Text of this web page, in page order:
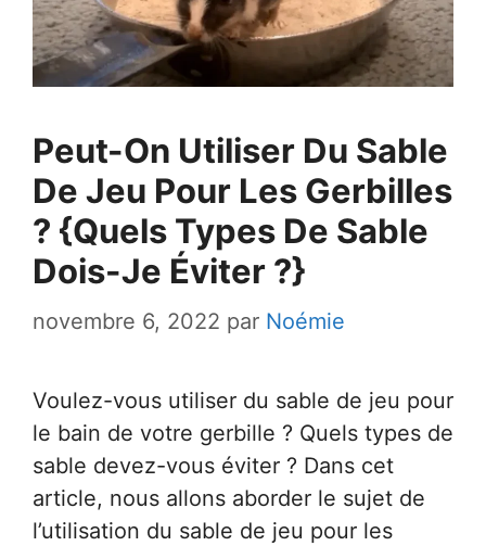
Peut-On Utiliser Du Sable
De Jeu Pour Les Gerbilles
? {Quels Types De Sable
Dois-Je Éviter ?}
novembre 6, 2022 par Noémie
Voulez-vous utiliser du sable de jeu pour
le bain de votre gerbille ? Quels types de
sable devez-vous éviter ? Dans cet
article, nous allons aborder le sujet de
l’utilisation du sable de jeu pour les